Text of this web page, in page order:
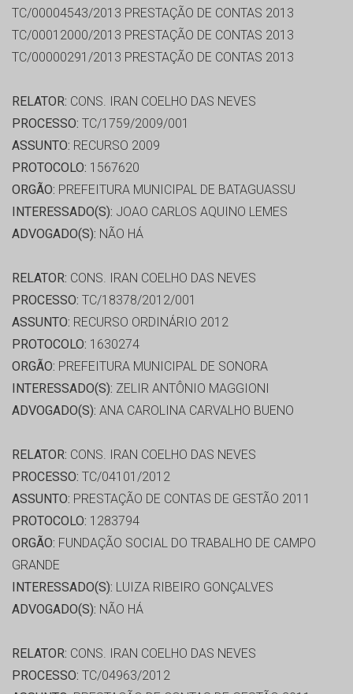
TC/00004543/2013 PRESTAÇÃO DE CONTAS 2013
TC/00012000/2013 PRESTAÇÃO DE CONTAS 2013
TC/00000291/2013 PRESTAÇÃO DE CONTAS 2013
RELATOR: CONS. IRAN COELHO DAS NEVES
PROCESSO: TC/1759/2009/001
ASSUNTO: RECURSO 2009
PROTOCOLO: 1567620
ORGÃO: PREFEITURA MUNICIPAL DE BATAGUASSU
INTERESSADO(S): JOAO CARLOS AQUINO LEMES
ADVOGADO(S): NÃO HÁ
RELATOR: CONS. IRAN COELHO DAS NEVES
PROCESSO: TC/18378/2012/001
ASSUNTO: RECURSO ORDINÁRIO 2012
PROTOCOLO: 1630274
ORGÃO: PREFEITURA MUNICIPAL DE SONORA
INTERESSADO(S): ZELIR ANTÔNIO MAGGIONI
ADVOGADO(S): ANA CAROLINA CARVALHO BUENO
RELATOR: CONS. IRAN COELHO DAS NEVES
PROCESSO: TC/04101/2012
ASSUNTO: PRESTAÇÃO DE CONTAS DE GESTÃO 2011
PROTOCOLO: 1283794
ORGÃO: FUNDAÇÃO SOCIAL DO TRABALHO DE CAMPO
GRANDE
INTERESSADO(S): LUIZA RIBEIRO GONÇALVES
ADVOGADO(S): NÃO HÁ
RELATOR: CONS. IRAN COELHO DAS NEVES
PROCESSO: TC/04963/2012